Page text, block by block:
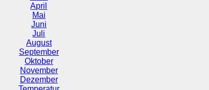
April
Mai
Juni
Juli
August
September
Oktober
November
Dezember